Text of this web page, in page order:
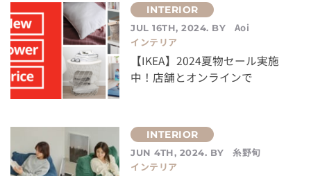
JUL 16TH, 2024. BY
Aoi
インテリア
【IKEA】2024夏物セール実施
中！店舗とオンラインで
JUN 4TH, 2024. BY
糸野旬
インテリア